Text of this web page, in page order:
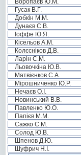
Воропаєв Ю.М.
Гусак В.Г.
Добкін М.М.
Дунаєв С.В.
Іоффе Ю.Я.
Кісельов А.М.
Колєсніков Д.В.
Ларін С.М.
Льовочкіна Ю.В.
Матвієнков С.А.
Мірошниченко Ю.Р.
Нечаєв О.І.
Новинський В.В.
Павленко Ю.О.
Папієв М.М.
Сажко С.М.
Солод Ю.В.
Шпенов Д.Ю.
Шуфрич Н.І.